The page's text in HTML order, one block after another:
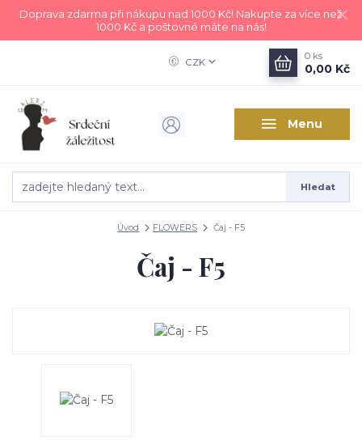
Doprava zdarma při nákupu nad 1000 Kč! Nakupte za více než
1000 Kč a poštovné máte na nás!
Menu
CZK
Hledat
0 ks
0,00 Kč
Úvod FLOWERS Čaj - F5
Čaj - F5